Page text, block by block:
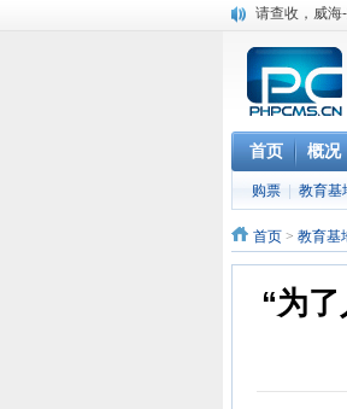
请查收，威
首页 概况
购票 教育基
首页 > 教育基
“为